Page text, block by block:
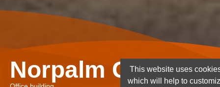
Norpalm Ghana
This website uses
which will help to